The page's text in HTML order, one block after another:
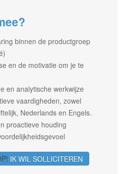
binnen de productgroep
en de motivatie om je te
en analytische werkwijze
vaardigheden, zowel
Nederlands en Engels.
proactieve houding
IK WIL SOLLICITEREN